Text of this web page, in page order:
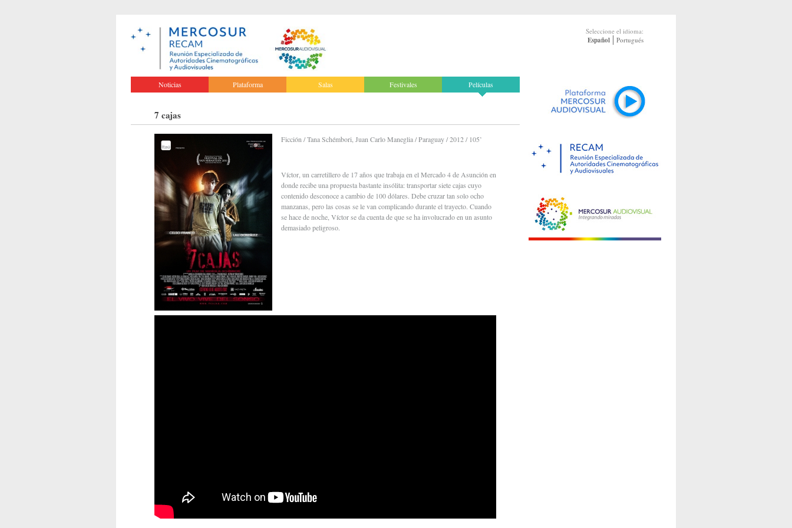
Seleccione el idioma:
Portugués
Español
Noticias Plataforma Salas Festivales Películas
7 cajas
Ficción / Tana Schémbori, Juan Carlo Maneglia / Paraguay / 2012 / 105’
Víctor, un carretillero de 17 años que trabaja en el Mercado 4 de Asunción en
donde recibe una propuesta bastante insólita: transportar siete cajas cuyo
contenido desconoce a cambio de 100 dólares. Debe cruzar tan solo ocho
manzanas, pero las cosas se le van complicando durante el trayecto. Cuando
se hace de noche, Víctor se da cuenta de que se ha involucrado en un asunto
demasiado peligroso.